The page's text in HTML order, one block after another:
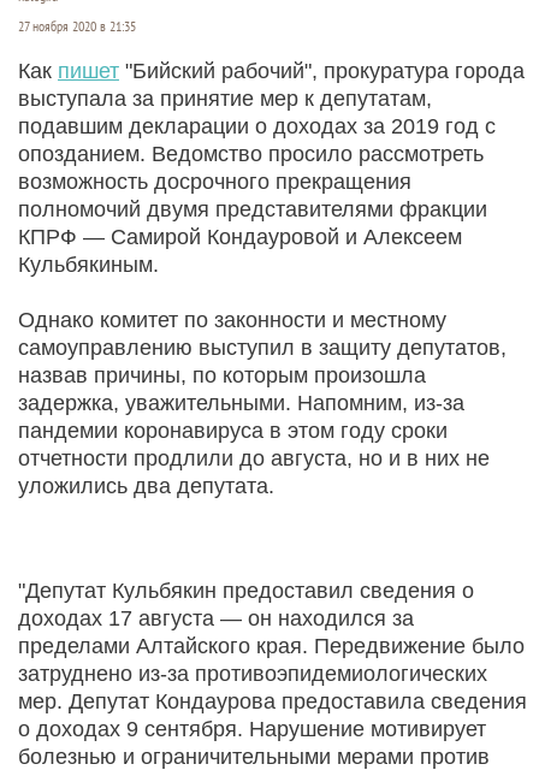
27 ноября 2020 в 21:35
Как пишет "Бийский рабочий", прокуратура города
выступала за принятие мер к депутатам,
подавшим декларации о доходах за 2019 год с
опозданием. Ведомство просило рассмотреть
возможность досрочного прекращения
полномочий двумя представителями фракции
КПРФ — Самирой Кондауровой и Алексеем
Кульбякиным.
Однако комитет по законности и местному
самоуправлению выступил в защиту депутатов,
назвав причины, по которым произошла
задержка, уважительными. Напомним, из-за
пандемии коронавируса в этом году сроки
отчетности продлили до августа, но и в них не
уложились два депутата.
"Депутат Кульбякин предоставил сведения о
доходах 17 августа — он находился за
пределами Алтайского края. Передвижение было
затруднено из-за противоэпидемиологических
мер. Депутат Кондаурова предоставила сведения
о доходах 9 сентября. Нарушение мотивирует
болезнью и ограничительными мерами против